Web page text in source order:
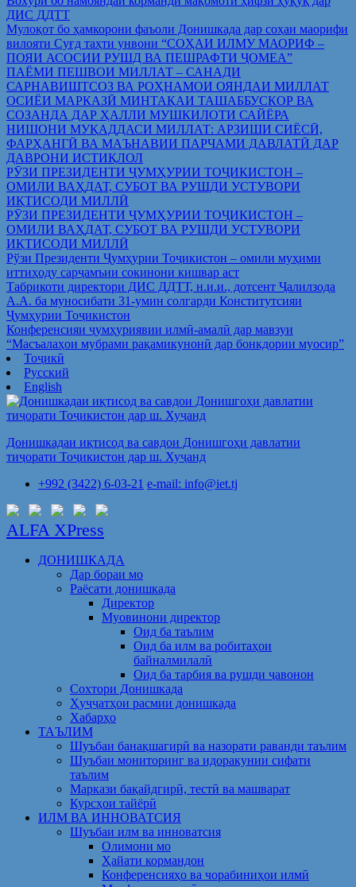
ДИС ДДТТ
Мулоқот бо ҳамкорони фаъоли Донишкада дар соҳаи маорифи
вилояти Суғд таҳти унвони “СОҲАИ ИЛМУ МАОРИФ –
ПОЯИ АСОСИИ РУШД ВА ПЕШРАФТИ ҶОМЕА”
ПАЁМИ ПЕШВОИ МИЛЛАТ – САНАДИ
САРНАВИШТСОЗ ВА РОҲНАМОИ ОЯНДАИ МИЛЛАТ
ОСИЁИ МАРКАЗӢ МИНТАҚАИ ТАШАББУСКОР ВА
СОЗАНДА ДАР ҲАЛЛИ МУШКИЛОТИ САЙЁРА
НИШОНИ МУҚАДДАСИ МИЛЛАТ: АРЗИШИ СИЁСӢ,
ФАРҲАНГӢ ВА МАЪНАВИИ ПАРЧАМИ ДАВЛАТӢ ДАР
ДАВРОНИ ИСТИҚЛОЛ
РӮЗИ ПРЕЗИДЕНТИ ҶУМҲУРИИ ТОҶИКИСТОН –
ОМИЛИ ВАҲДАТ, СУБОТ ВА РУШДИ УСТУВОРИ
ИҚТИСОДИ МИЛЛӢ
РӮЗИ ПРЕЗИДЕНТИ ҶУМҲУРИИ ТОҶИКИСТОН –
ОМИЛИ ВАҲДАТ, СУБОТ ВА РУШДИ УСТУВОРИ
ИҚТИСОДИ МИЛЛӢ
Рўзи Президенти Ҷумҳурии Тоҷикистон – омили муҳими
иттиҳоду сарҷамъии сокинони кишвар аст
Табрикоти директори ДИС ДДТТ, н.и.и., дотсент Ҷалилзода
А.А. ба муносибати 31-умин солгарди Конститутсияи
Ҷумҳурии Тоҷикистон
Конференсияи ҷумҳуриявии илмӣ-амалӣ дар мавзуи
“Масъалаҳои мубрами рақамикунонӣ дар бонкдории муосир”
Тоҷикӣ
Русский
English
Донишкадаи иқтисод ва савдои Донишгоҳи давлатии
тиҷорати Тоҷикистон дар ш. Хуҷанд
+992 (3422) 6-03-21 e-mail: info@iet.tj
ALFA XPress
ДОНИШКАДА
Дар бораи мо
Раёсати донишкада
Директор
Муовинони директор
Оид ба таълим
Оид ба илм ва робитаҳои
байналмилалӣ
Оид ба тарбия ва рушди ҷавонон
Сохтори Донишкада
Ҳуҷҷатҳои расмии донишкада
Хабарҳо
ТАЪЛИМ
Шуъбаи банақшагирӣ ва назорати раванди таълим
Шуъбаи мониторинг ва идоракунии сифати
таълим
Маркази бақайдгирӣ, тестӣ ва машварат
Курсҳои тайёрӣ
ИЛМ ВА ИННОВАТСИЯ
Шуъбаи илм ва инноватсия
Олимони мо
Ҳайати кормандон
Конференсияҳо ва чорабиниҳои илмӣ